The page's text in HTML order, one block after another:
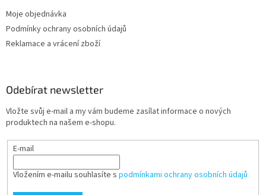
Moje objednávka
Podmínky ochrany osobních údajů
Reklamace a vrácení zboží
Odebírat newsletter
Vložte svůj e-mail a my vám budeme zasílat informace o nových
produktech na našem e-shopu.
E-mail
Vložením e-mailu souhlasíte s podmínkami ochrany osobních údajů